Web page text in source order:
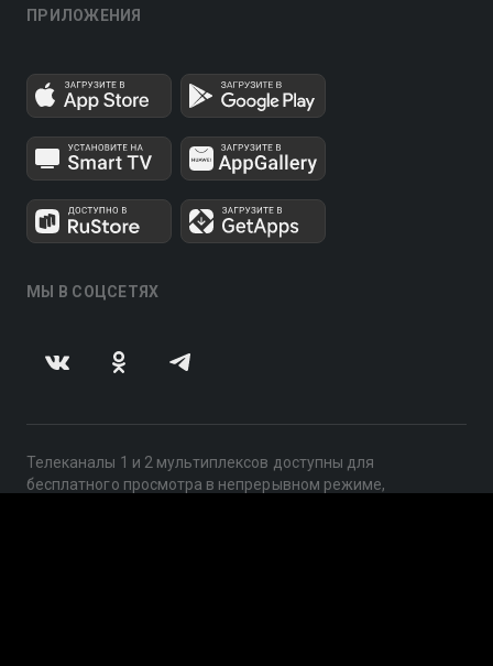
ПРИЛОЖЕНИЯ
МЫ В СОЦСЕТЯХ
Телеканалы 1 и 2 мультиплексов доступны для
бесплатного просмотра в непрерывном режиме,